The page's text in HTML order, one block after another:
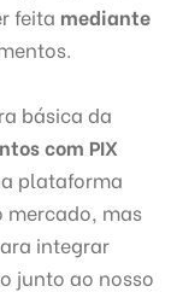
feita mediante
básica da
com PIX
plataforma
mas
integrar
junto ao nosso